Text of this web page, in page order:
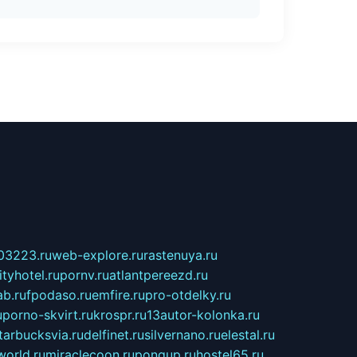
web-explore.rurastenuya.ru
pornv.ruatlantpereezd.ru
fpodaso.ruemfire.rupro-otdelky.ru
porno-skvirt.rukrospr.ru13autor-kolonka.ru
delfinet.rusilvernano.ruelestal.ru